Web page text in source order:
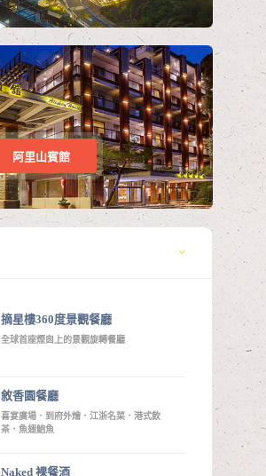
阿里山賓館
摘星樓360度景觀餐廳
全球首座煙囪上的景觀旋轉餐廳
敘香園餐廳
喜宴廣場．到府外燴．江浙名菜．港式飲
茶．魚翅鮑魚
Naked 裸餐酒